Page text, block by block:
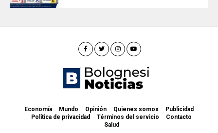
Economía Mundo Opinión Quienes somos
Publicidad
Política de privacidad
Términos del servicio
Contacto
Salud